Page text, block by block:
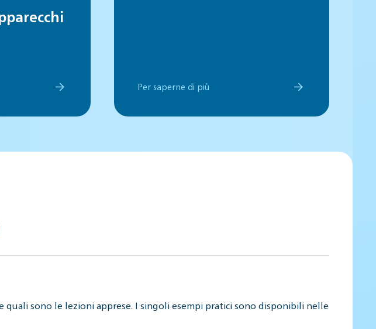
Per saperne di più
sono le lezioni apprese. I singoli esempi pratici sono disponibili nelle